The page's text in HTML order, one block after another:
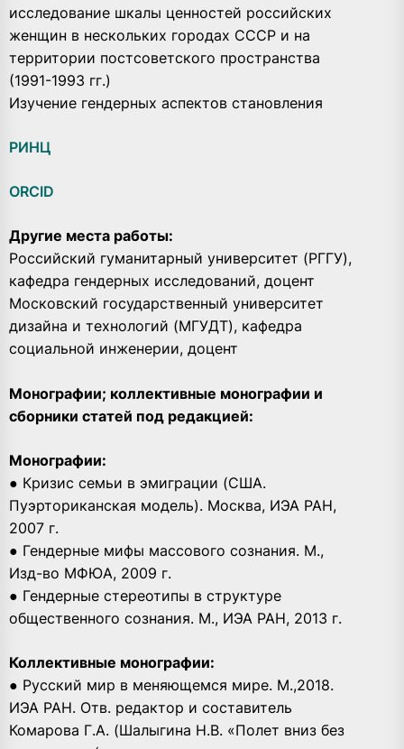
исследование шкалы ценностей российских
женщин в нескольких городах СССР и на
территории постсоветского пространства
(1991-1993 гг.)
Изучение гендерных аспектов становления
РИНЦ
ORCID
Другие места работы:
Российский гуманитарный университет (РГГУ),
кафедра гендерных исследований, доцент
Московский государственный университет
дизайна и технологий (МГУДТ), кафедра
социальной инженерии, доцент
Монографии; коллективные монографии и
сборники статей под редакцией:
Монографии:
● Кризис семьи в эмиграции (США.
Пуэрториканская модель). Москва, ИЭА РАН,
2007 г.
● Гендерные мифы массового сознания. М.,
Изд-во МФЮА, 2009 г.
● Гендерные стереотипы в структуре
общественного сознания. М., ИЭА РАН, 2013 г.
Коллективные монографии:
● Русский мир в меняющемся мире. М.,2018.
ИЭА РАН. Отв. редактор и составитель
Комарова Г.А. (Шалыгина Н.В. «Полет вниз без